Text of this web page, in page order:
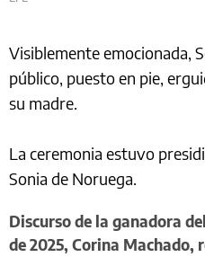
Visiblemente emocionada,
público, puesto en pie,
su madre.
La ceremonia estuvo
Sonia de Noruega.
Discurso de la ganadora
de 2025, Corina Machado,